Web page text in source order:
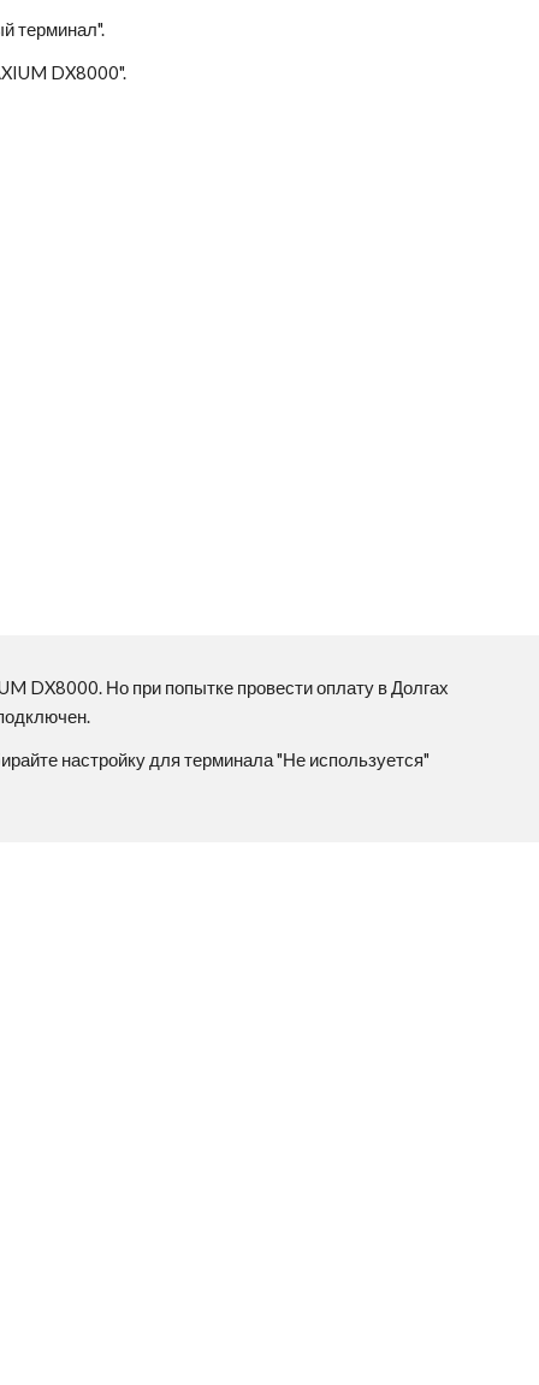
терминал".
DX8000".
DX8000. Но при попытке провести оплату в Долгах
настройку для терминала "Не используется"